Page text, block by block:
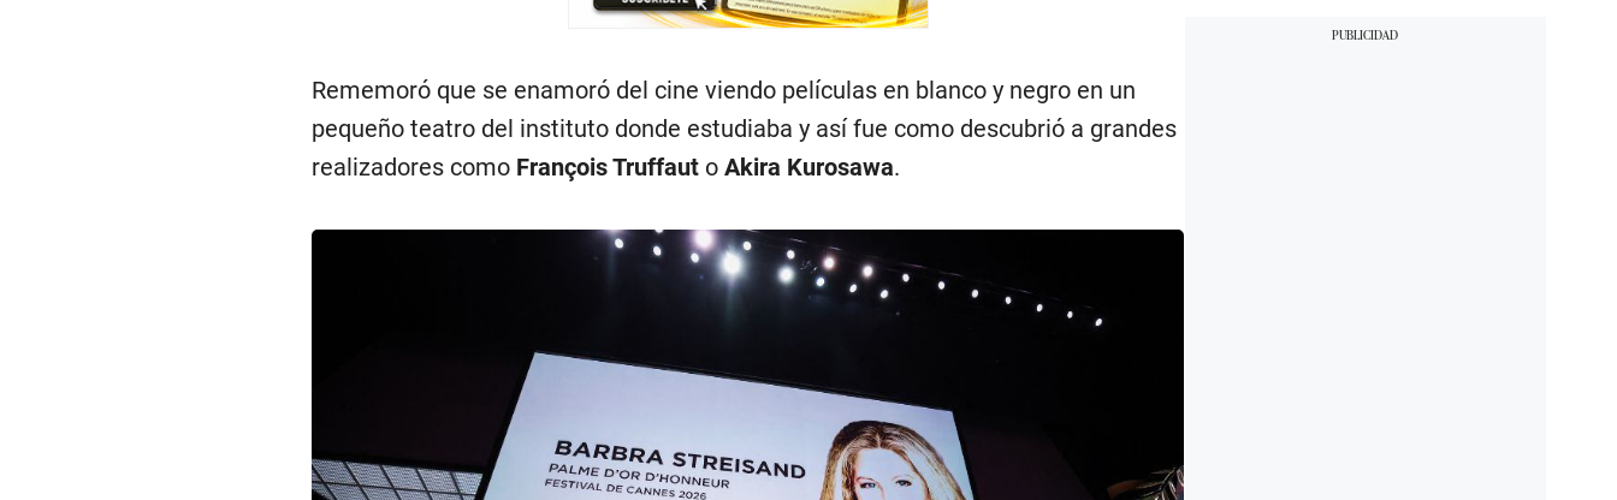
Rememoró que se enamoró del cine viendo películas en blanco y negro en un
pequeño teatro del instituto donde estudiaba y así fue como descubrió a grandes
realizadores como François Truffauto Akira Kurosawa.